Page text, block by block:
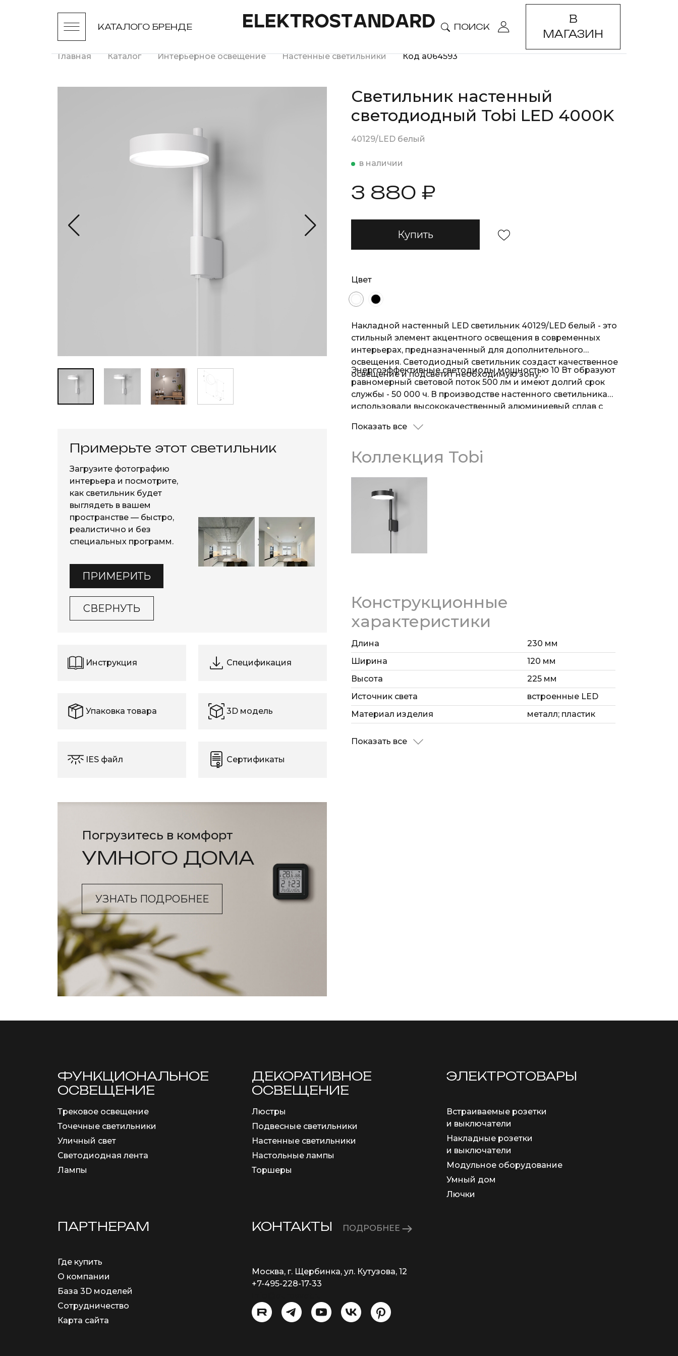
КАТАЛОГО БРЕНДЕ ПОИСК
В
МАГАЗИН
Главная Каталог Интерьерное освещение Настенные светильники Код a064593
Примерьте этот светильник
Загрузите фотографию
интерьера и посмотрите,
как светильник будет
выглядеть в вашем
пространстве — быстро,
реалистично и без
специальных программ.
ПРИМЕРИТЬ
СВЕРНУТЬ
Инструкция Спецификация
Упаковка товара 3D модель
IES файл Сертификаты
Погрузитесь в комфорт
УМНОГО ДОМА
УЗНАТЬ ПОДРОБНЕЕ
Светильник настенный
светодиодный Tobi LED 4000K
40129/LED белый
в наличии
3 880 ₽
Купить
Цвет
Накладной настенный LED светильник 40129/LED белый - это
стильный элемент акцентного освещения в современных
интерьерах, предназначенный для дополнительного
освещения. Светодиодный светильник создаст качественное
освещение и подсветит необходимую зону.
Энергоэффективные светодиоды мощностью 10 Вт образуют
равномерный световой поток 500 лм и имеют долгий срок
службы - 50 000 ч. В производстве настенного светильника
использовали высококачественный алюминиевый сплав с
конструкции эргономичный накладной светильник легко
Показать все
Коллекция Tobi
Конструкционные
характеристики
Длина
230 мм
Ширина
120 мм
Высота
225 мм
Источник света
встроенные LED
Материал изделия
металл; пластик
Показать все
ФУНКЦИОНА­ЛЬНОЕ
ОСВЕЩЕНИЕ
Трековое освещение
Точечные светильники
Уличный свет
Светодиодная лента
Лампы
ДЕКОРАТИВНОЕ
ОСВЕЩЕНИЕ
Люстры
Подвесные светильники
Настенные светильники
Настольные лампы
Торшеры
ЭЛЕКТРОТОВАРЫ
Встраиваемые розетки
и выключатели
Накладные розетки
и выключатели
Модульное оборудование
Умный дом
Лючки
ПАРТНЕРАМ
Где купить
О компании
База 3D моделей
Сотрудничество
Карта сайта
КОНТАКТЫ ПОДРОБНЕЕ
Москва, г. Щербинка, ул. Кутузова, 12
+7-495-228-17-33